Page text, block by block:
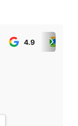
4.9